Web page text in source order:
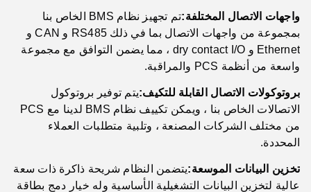
واجهات الاتصال المختلفة:
تم تجهيز نظام BMS الخاص بنا
بمجموعة من واجهات الاتصال بما في ذلك RS485 و CAN و
Ethernet و dry contact I/O ، مما يضمن التوافق مع مجموعة
واسعة من أنظمة PCS والمراقبة.
بروتوكولات الاتصال القابلة للتكيف:يتم توفير بروتوكول
الاتصالات الخاص بنا ، ويمكن تكييف نظام BMS لدينا مع PCS
من مختلف الشركات المصنعة ، وتلبية متطلبات العملاء
المحددة.
تخزين البيانات الموسعة:يتضمن النظام شريحة ذاكرة ذات سعة
عالية لتخزين البيانات التشغيلية الأساسية وله خيار دمج بطاقة